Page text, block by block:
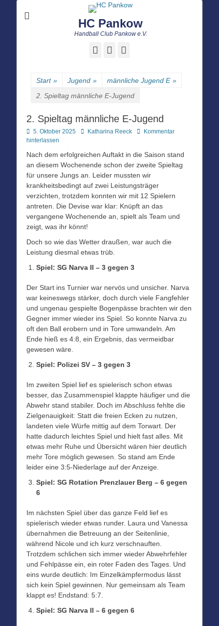
HC Pankow
Handball Club Pankow e.V.
Facebook
Start » Jugend » männliche Jugend E »
2. Spieltag männliche E-Jugend
2. Spieltag männliche E-Jugend
Posted
on
5. Oktober 2025 AutorKatharina Reeck
Kommentar
hinterlassen
Nach dem erfolgreichen Auftakt in die Saison stand
an diesem Wochenende schon der zweite Spieltag
für unsere Jungs an. Leider mussten wir
krankheitsbedingt auf zwei Leistungsträger
verzichten, trotzdem konnten wir mit 12 Spielern
antreten. Die Devise war klar: Knüpft an das
vergangene Wochenende an, spielt als Team und
zeigt, was ihr könnt!
Doch so wie das Wetter draußen, war auch die
Leistung diesmal etwas trüb.
Spiel: SG Narva II – 3 gegen 3
Der Start ins Turnier war nervös und unsicher. Narva
war keineswegs stärker, doch durch viele Fangfehler
und ungenau gespielte Bogenpässe brachten wir den
Gegner immer wieder ins Spiel. So konnte Narva zu
oft den Ball erobern und in Tore umwandeln. Am
Ende hieß es 4:8, ein Ergebnis, das vermeidbar
gewesen wäre.
Spiel: Polizei SV – 3 gegen 3
Im zweiten Spiel lief es spielerisch schon etwas
besser, das Zusammenspiel klappte häufiger und die
Abwehr stand stabiler. Doch im Abschluss fehlte die
Zielgenauigkeit: Statt die freien Ecken zu nutzen,
landeten viele Würfe mittig auf dem Torwart. Der
hatte dadurch leichtes Spiel und hielt fast alles. Mit
etwas mehr Ruhe und Übersicht wären hier deutlich
mehr Tore möglich gewesen. So stand am Ende
leider eine 3:5-Niederlage auf der Anzeige.
Spiel: SG Rotation Prenzlauer Berg – 6 gegen
6
Im nächsten Spiel über das ganze Feld lief es
spielerisch wieder etwas runder. Laura und Vanessa
übernahmen die Betreuung an der Seitenlinie,
während Nicole und ich kurz verschnauften.
Trotzdem schlichen sich immer wieder Abwehrfehler
und Fehlpässe ein, ein roter Faden des Tages. Und
eins wurde deutlich: Im Einzelkämpfermodus lässt
sich kein Spiel gewinnen. Nur gemeinsam als Team
klappt es! Endstand: 5:7.
Spiel: SG Narva II – 6 gegen 6